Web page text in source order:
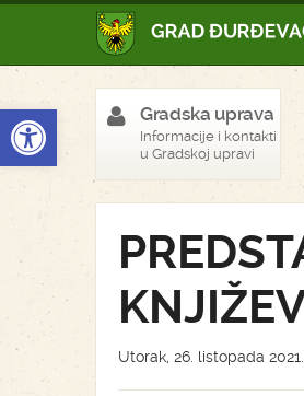
Open toolbar Gradska uprava
Informacije i kontakti
u Gradskoj upravi
Utorak, 26. listopada 2021.